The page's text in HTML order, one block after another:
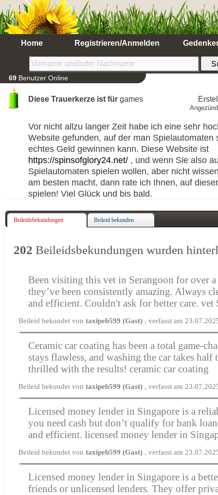
Home Registrieren/Anmelden
69 Benutzer Online
Diese Trauerkerze ist für games
Vor nicht allzu langer Zeit habe ich eine sehr
Website gefunden, auf der man Spielautomaten
echtes Geld gewinnen kann. Diese Website ist
https://spinsofglory24.net/ , und wenn Sie also
Spielautomaten spielen wollen, aber nicht
am besten macht, dann rate ich Ihnen, auf
spielen! Viel Glück und bis bald.
Beileidsbekundungen Beileid bekunden
202 Beileidsbekundungen wurden
Been visiting this vet in Serangoon for over a
they’ve been consistently amazing. Always
and efficient. Couldn't ask for better care.vet
Beileid bekundet vontaxipeb599 (Gast) , verfasst am
Ceramic car coating has been a total game-
stays flawless, and washing the car takes
thrilled with the results! ceramic car coating
Beileid bekundet vontaxipeb599 (Gast) , verfasst am
Licensed money lender in Singapore is a
you need cash but don’t qualify for bank
and efficient.licensed money lender in
Beileid bekundet vontaxipeb599 (Gast) , verfasst am
Licensed money lender in Singapore is a
friends or unlicensed lenders. They offer